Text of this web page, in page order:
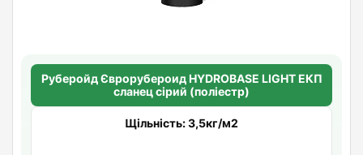
Руберойд Єврорубероид HYDROBASE LIGHT ЕКП
сланец сірий (поліестр)
Щільність: 3,5кг/м2